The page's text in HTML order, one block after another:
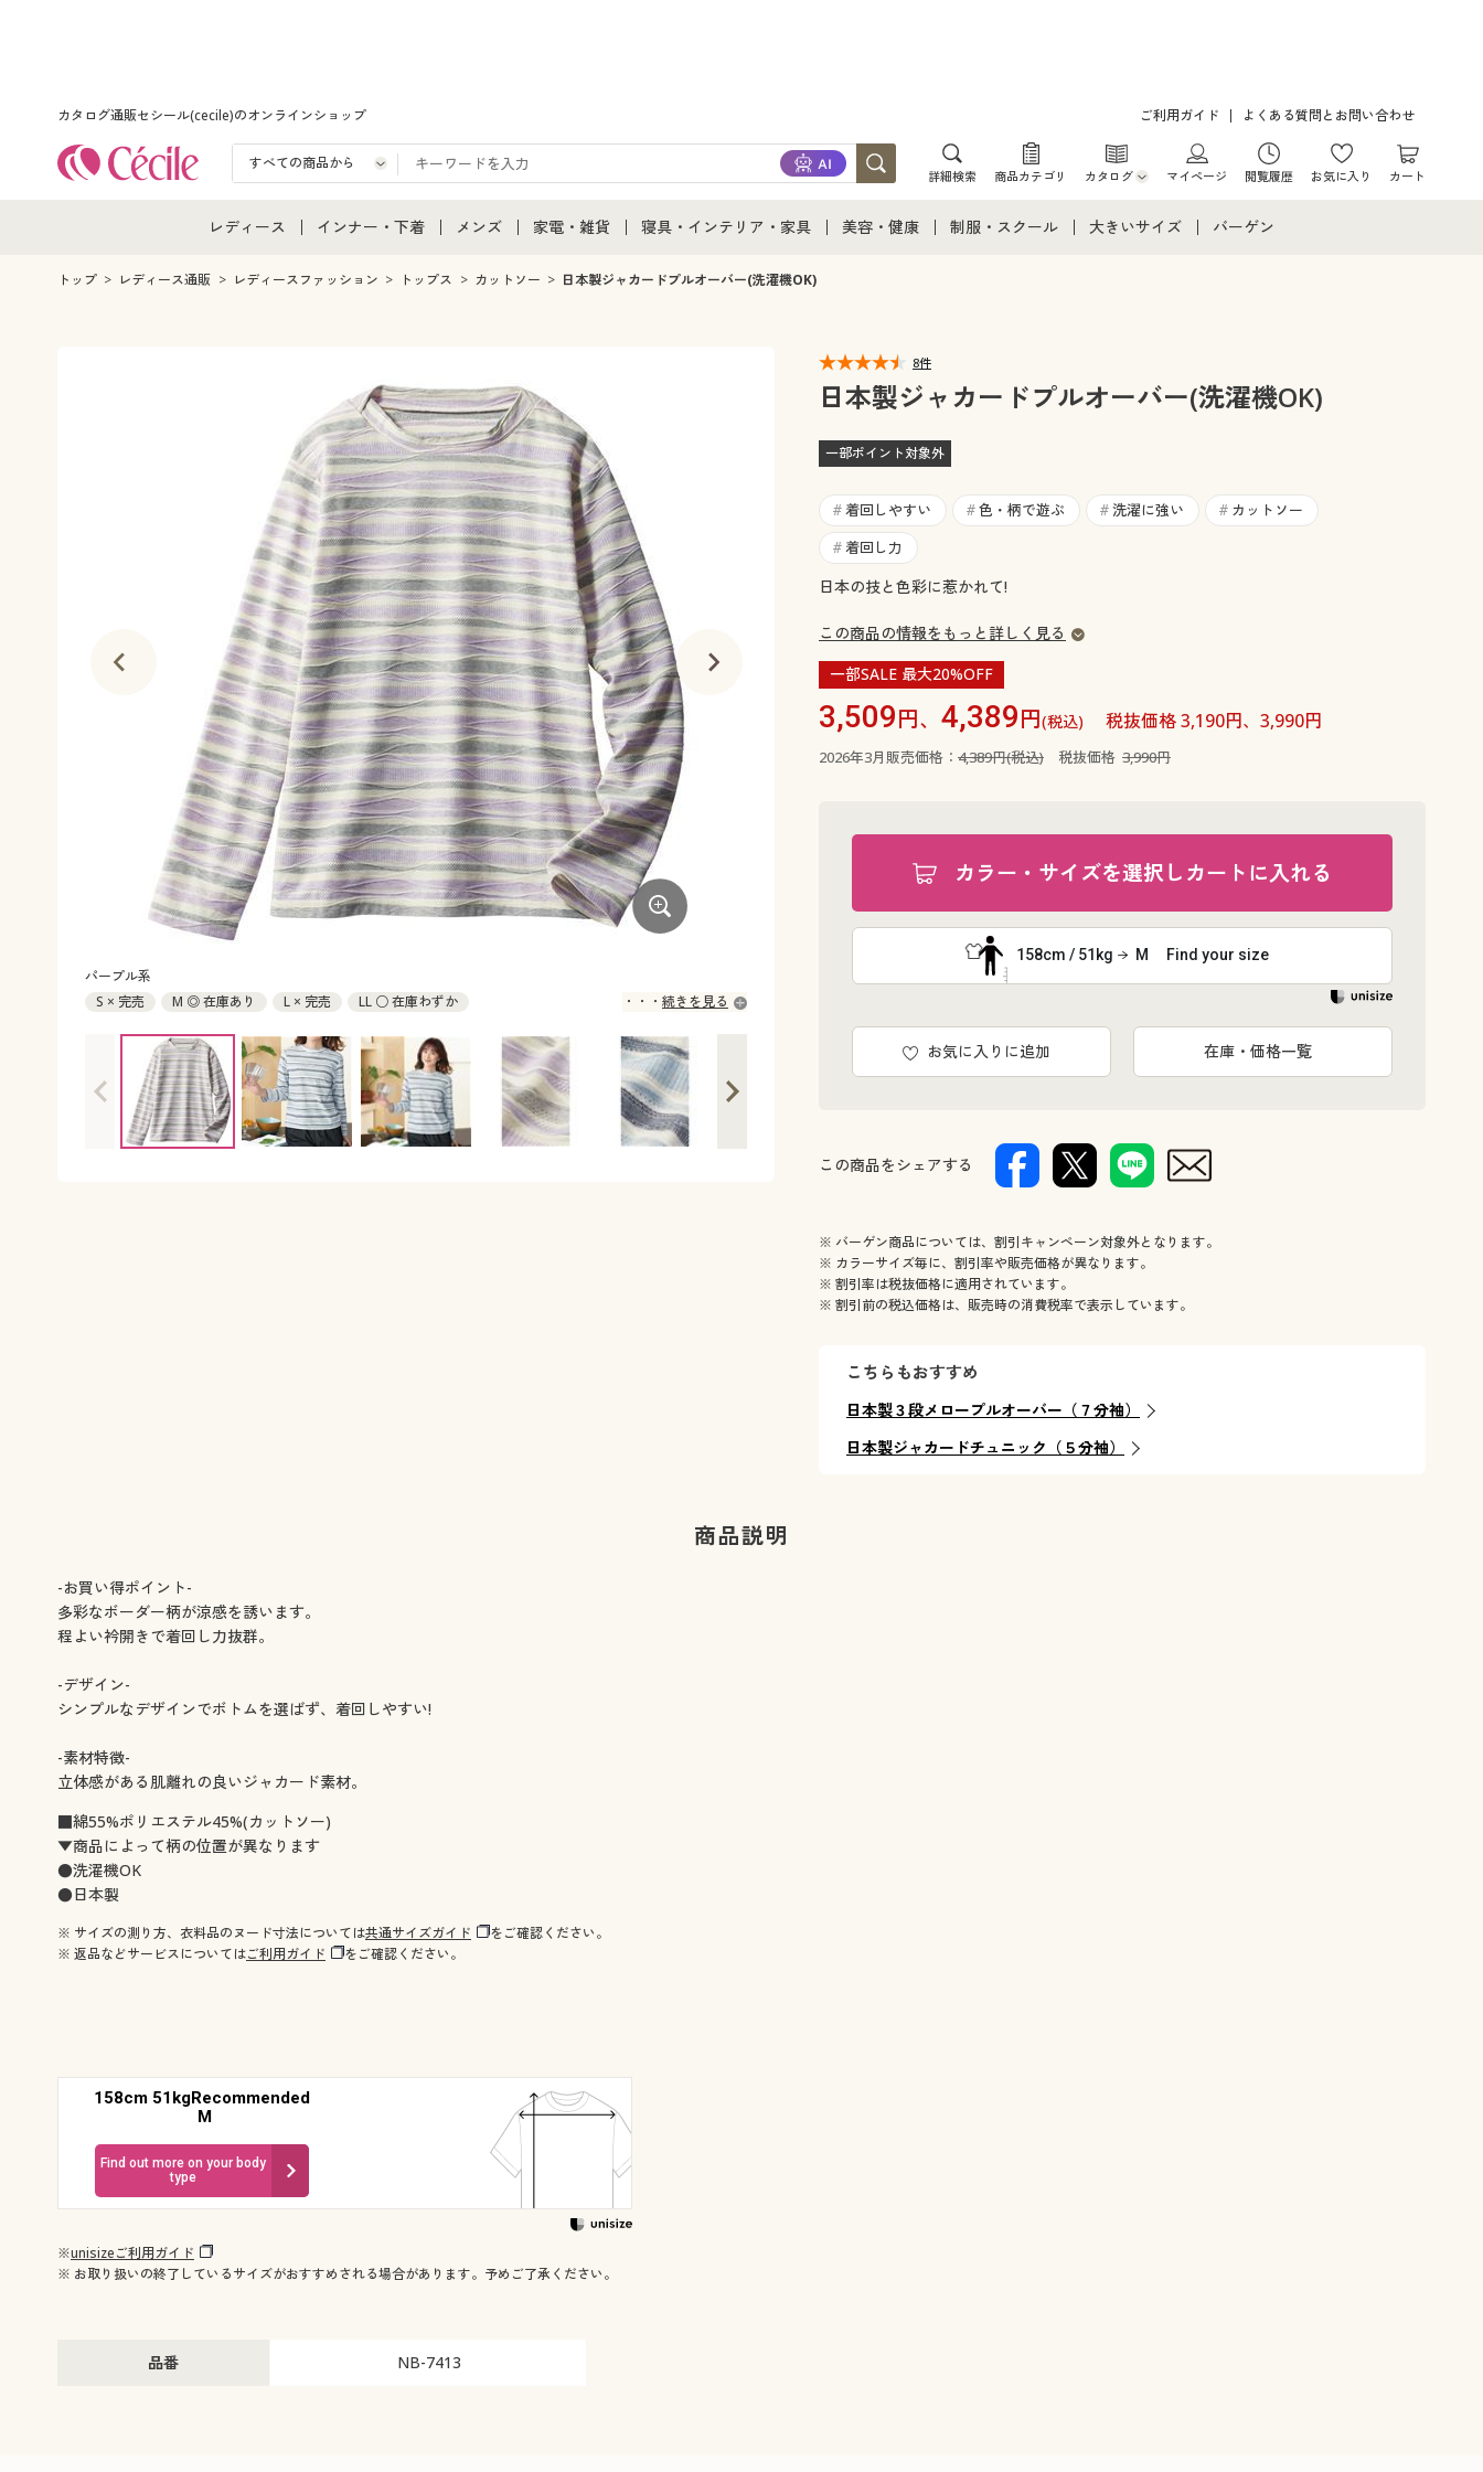
カタログ通販セシール(cecile)のオンラインショップ ご利用ガイド よくある質問とお問い合わせ
詳細検索 商品カテゴリ カタログ
カタログ・チラシからのご注文
マイページ 閲覧履歴 お気に入り カート
レディース
レディース通販すべて
インナー・下着
インナー・下着通販すべて
メンズ下着
ジュニア・ティーンズ下着
メンズ
メンズ通販すべて
メンズ下着
家電・雑貨
家電・雑貨すべて
寝具・インテリア・家具
寝具・インテリア・家具通販すべて
カーテン・ラグ・ファブリック
美容・健康 制服・スクール
ジュニア・ティーンズ下着
大きいサイズ
大きいサイズ レディース下着
大きいサイズ 事務・制服
バーゲン
トップ レディース通販 レディースファッション トップス カットソー 日本製ジャカードプルオーバー(洗濯機OK)
パープル系
S × 完売
M ◎ 在庫あり L × 完売 LL ○ 在庫わずか 続きを見る
8件
日本製ジャカードプルオーバー(洗濯機OK)
一部ポイント対象外
# 着回しやすい # 色・柄で遊ぶ # 洗濯に強い # カットソー
# 着回し力
日本の技と色彩に惹かれて!
この商品の情報をもっと詳しく見る
一部SALE 最大20%OFF
3,509円、 4,389円(税込) 税抜価格 3,190円、3,990円
2026年3月販売価格： 4,389円(税込) 税抜価格 3,990円
カラー・サイズを選択しカートに入れる
158cm / 51kg M Find your size
お気に入りに追加 在庫・価格一覧
この商品をシェアする
※ バーゲン商品については、割引キャンペーン対象外となります。
※ カラーサイズ毎に、割引率や販売価格が異なります。
※ 割引率は税抜価格に適用されています。
※ 割引前の税込価格は、販売時の消費税率で表示しています。
こちらもおすすめ
日本製３段メロープルオーバー（７分袖）
日本製ジャカードチュニック（５分袖）
商品説明
-お買い得ポイント-
多彩なボーダー柄が涼感を誘います。
程よい衿開きで着回し力抜群。
-デザイン-
シンプルなデザインでボトムを選ばず、着回しやすい!
-素材特徴-
立体感がある肌離れの良いジャカード素材。
■綿55%ポリエステル45%(カットソー)
▼商品によって柄の位置が異なります
●洗濯機OK
●日本製
※ サイズの測り方、衣料品のヌード寸法については共通サイズガイド
をご確認ください。
※ 返品などサービスについてはご利用ガイド をご確認ください。
158cm 51kgRecommended
M
Find out more on your body
type
※unisizeご利用ガイド
※ お取り扱いの終了しているサイズがおすすめされる場合があります。予めご了承ください。
品番 NB-7413